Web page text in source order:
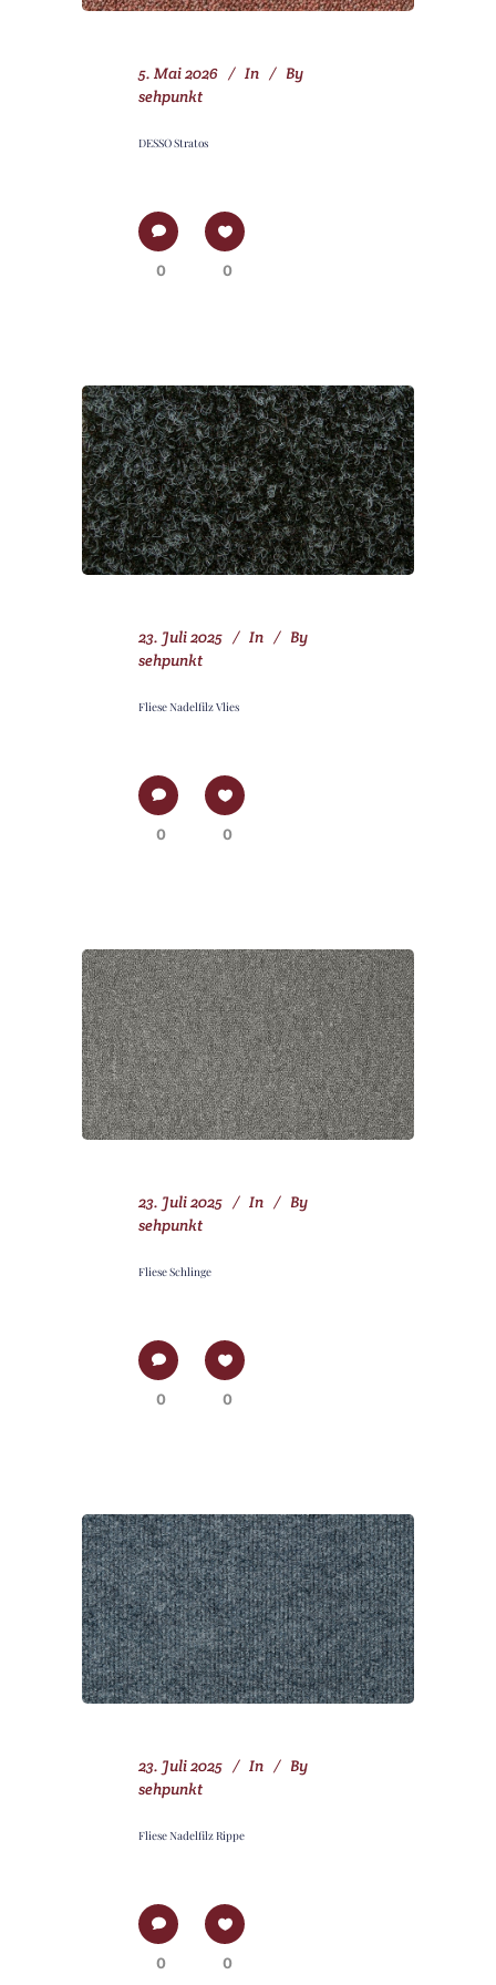
5. Mai 2026 In
By
sehpunkt
DESSO Stratos
0 0
23. Juli 2025 In
By
sehpunkt
Fliese Nadelfilz Vlies
0 0
23. Juli 2025 In
By
sehpunkt
Fliese Schlinge
0 0
23. Juli 2025 In
By
sehpunkt
Fliese Nadelfilz Rippe
0 0